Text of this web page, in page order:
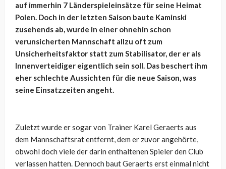
auf immerhin 7 Länderspieleinsätze für seine Heimat
Polen. Doch in der letzten Saison baute Kaminski
zusehends ab, wurde in einer ohnehin schon
verunsicherten Mannschaft allzu oft zum
Unsicherheitsfaktor statt zum Stabilisator, der er als
Innenverteidiger eigentlich sein soll. Das beschert ihm
eher schlechte Aussichten für die neue Saison, was
seine Einsatzzeiten angeht.
Zuletzt wurde er sogar von Trainer Karel Geraerts aus
dem Mannschaftsrat entfernt, dem er zuvor angehörte,
obwohl doch viele der darin enthaltenen Spieler den Club
verlassen hatten. Dennoch baut Geraerts erst einmal nicht